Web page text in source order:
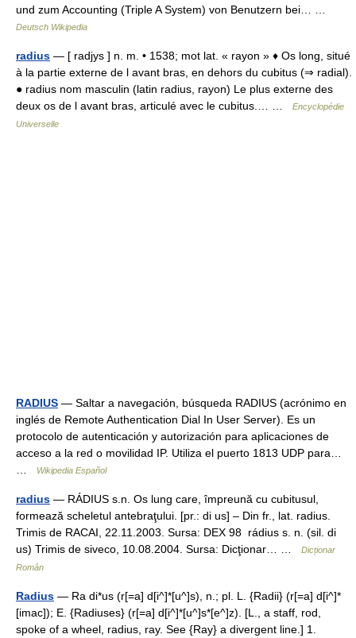
und zum Accounting (Triple A System) von Benutzern bei… …
Deutsch Wikipedia
radius — [ radjys ] n. m. • 1538; mot lat. « rayon » ♦ Os long, situé
à la partie externe de l avant bras, en dehors du cubitus (⇒ radial).
● radius nom masculin (latin radius, rayon) Le plus externe des
deux os de l avant bras, articulé avec le cubitus.… …
Encyclopédie
Universelle
RADIUS — Saltar a navegación, búsqueda RADIUS (acrónimo en
inglés de Remote Authentication Dial In User Server). Es un
protocolo de autenticación y autorización para aplicaciones de
acceso a la red o movilidad IP. Utiliza el puerto 1813 UDP para…
Wikipedia Español
radius — RÁDIUS s.n. Os lung care, împreună cu cubitusul,
formează scheletul antebraţului. [pr.: di us] – Din fr., lat. radius.
Trimis de RACAI, 22.11.2003. Sursa: DEX 98 rádius s. n. (sil. di
us) Trimis de siveco, 10.08.2004. Sursa: Dicţionar… …
Dicționar
Român
Radius — Ra di*us (r[=a] d[i^]*[u^]s), n.; pl. L. {Radii} (r[=a] d[i^]*
[imac]); E. {Radiuses} (r[=a] d[i^]*[u^]s*[e^]z). [L., a staff, rod,
spoke of a wheel, radius, ray. See {Ray} a divergent line.] 1.